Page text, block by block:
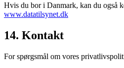
Hvis du bor i Danmark, kan du også
www.datatilsynet.dk
14. Kontakt
For spørgsmål om vores